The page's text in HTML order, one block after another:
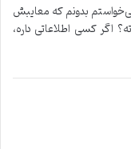
بدونم که معایبش
اگر کسی اطلاعاتی داره،